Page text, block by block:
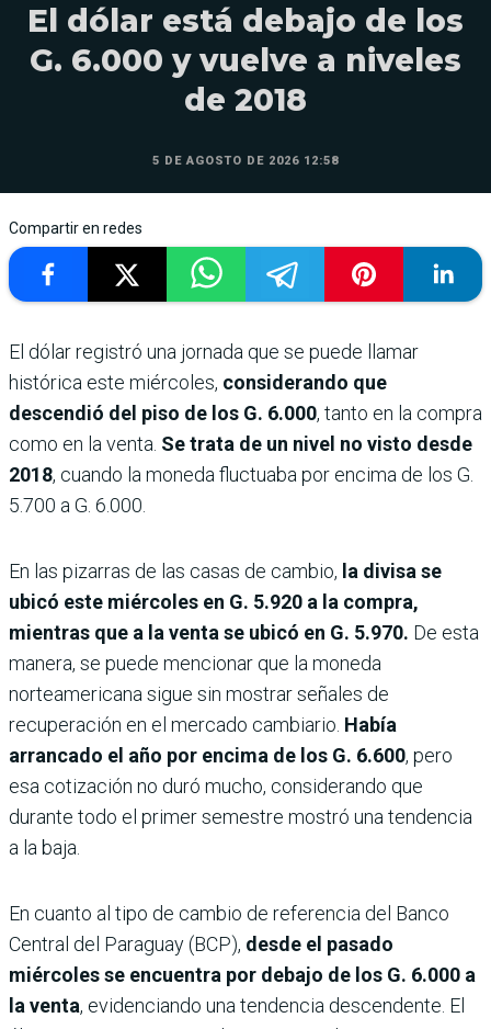
El dólar está debajo de los
G. 6.000 y vuelve a niveles
de 2018
5 DE AGOSTO DE 2026 12:58
Compartir en redes
El dólar registró una jornada que se puede llamar
histórica este miércoles, considerando que
descendió del piso de los G. 6.000, tanto en la compra
como en la venta. Se trata de un nivel no visto desde
2018, cuando la moneda fluctuaba por encima de los G.
5.700 a G. 6.000.
En las pizarras de las casas de cambio, la divisa se
ubicó este miércoles en G. 5.920 a la compra,
mientras que a la venta se ubicó en G. 5.970. De esta
manera, se puede mencionar que la moneda
norteamericana sigue sin mostrar señales de
recuperación en el mercado cambiario. Había
arrancado el año por encima de los G. 6.600, pero
esa cotización no duró mucho, considerando que
durante todo el primer semestre mostró una tendencia
a la baja.
En cuanto al tipo de cambio de referencia del Banco
Central del Paraguay (BCP), desde el pasado
miércoles se encuentra por debajo de los G. 6.000 a
la venta, evidenciando una tendencia descendente. El